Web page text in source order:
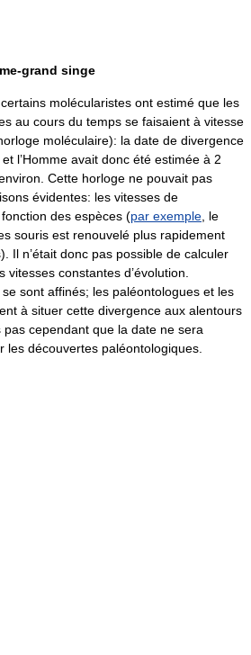
grand singe
molécularistes ont estimé que les
au cours du temps se faisaient à vitesse
moléculaire): la date de divergence
l’Homme avait donc été estimée à 2
Cette horloge ne pouvait pas
évidentes: les vitesses de
des espèces (par exemple , le
souris est renouvelé plus rapidement
Il n’était donc pas possible de calculer
constantes d’évolution.
se sont affinés; les paléontologues et les
à situer cette divergence aux alentours
pas cependant que la date ne sera
les découvertes paléontologiques.